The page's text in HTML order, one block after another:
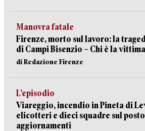
Manovra fatale
Firenze, morto sul lavoro: la
di Campi Bisenzio – Chi è la vittima
di Redazione Firenze
L’episodio
Viareggio, incendio in Pineta di
elicotteri e dieci squadre sul
aggiornamenti